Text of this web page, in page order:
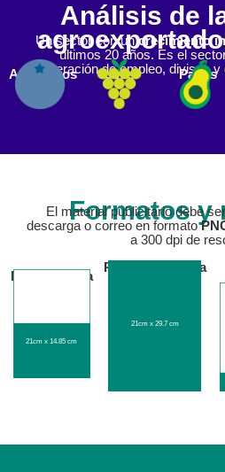
Análisis de
Un sector con uncrecimiento
últimos 20 años. Es el
generación de empleo, divisas
Arándanos Uvas Paltas
Formatos y
El material publicitario debe
descarga o correo en formato
a 300 dpi de
Media página
21cm x 14.85 cm
Página completa
21cm x 29.7 cm